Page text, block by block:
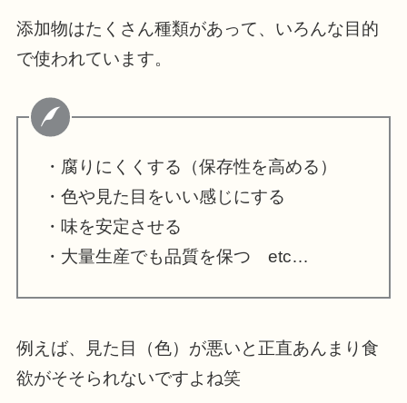
添加物はたくさん種類があって、いろんな目的
で使われています。
・腐りにくくする（保存性を高める）
・色や見た目をいい感じにする
・味を安定させる
・大量生産でも品質を保つ etc…
例えば、見た目（色）が悪いと正直あんまり食
欲がそそられないですよね笑